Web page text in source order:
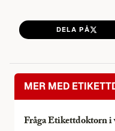
DELA PÅ
MER MED
Fråga Etikettdoktorn i